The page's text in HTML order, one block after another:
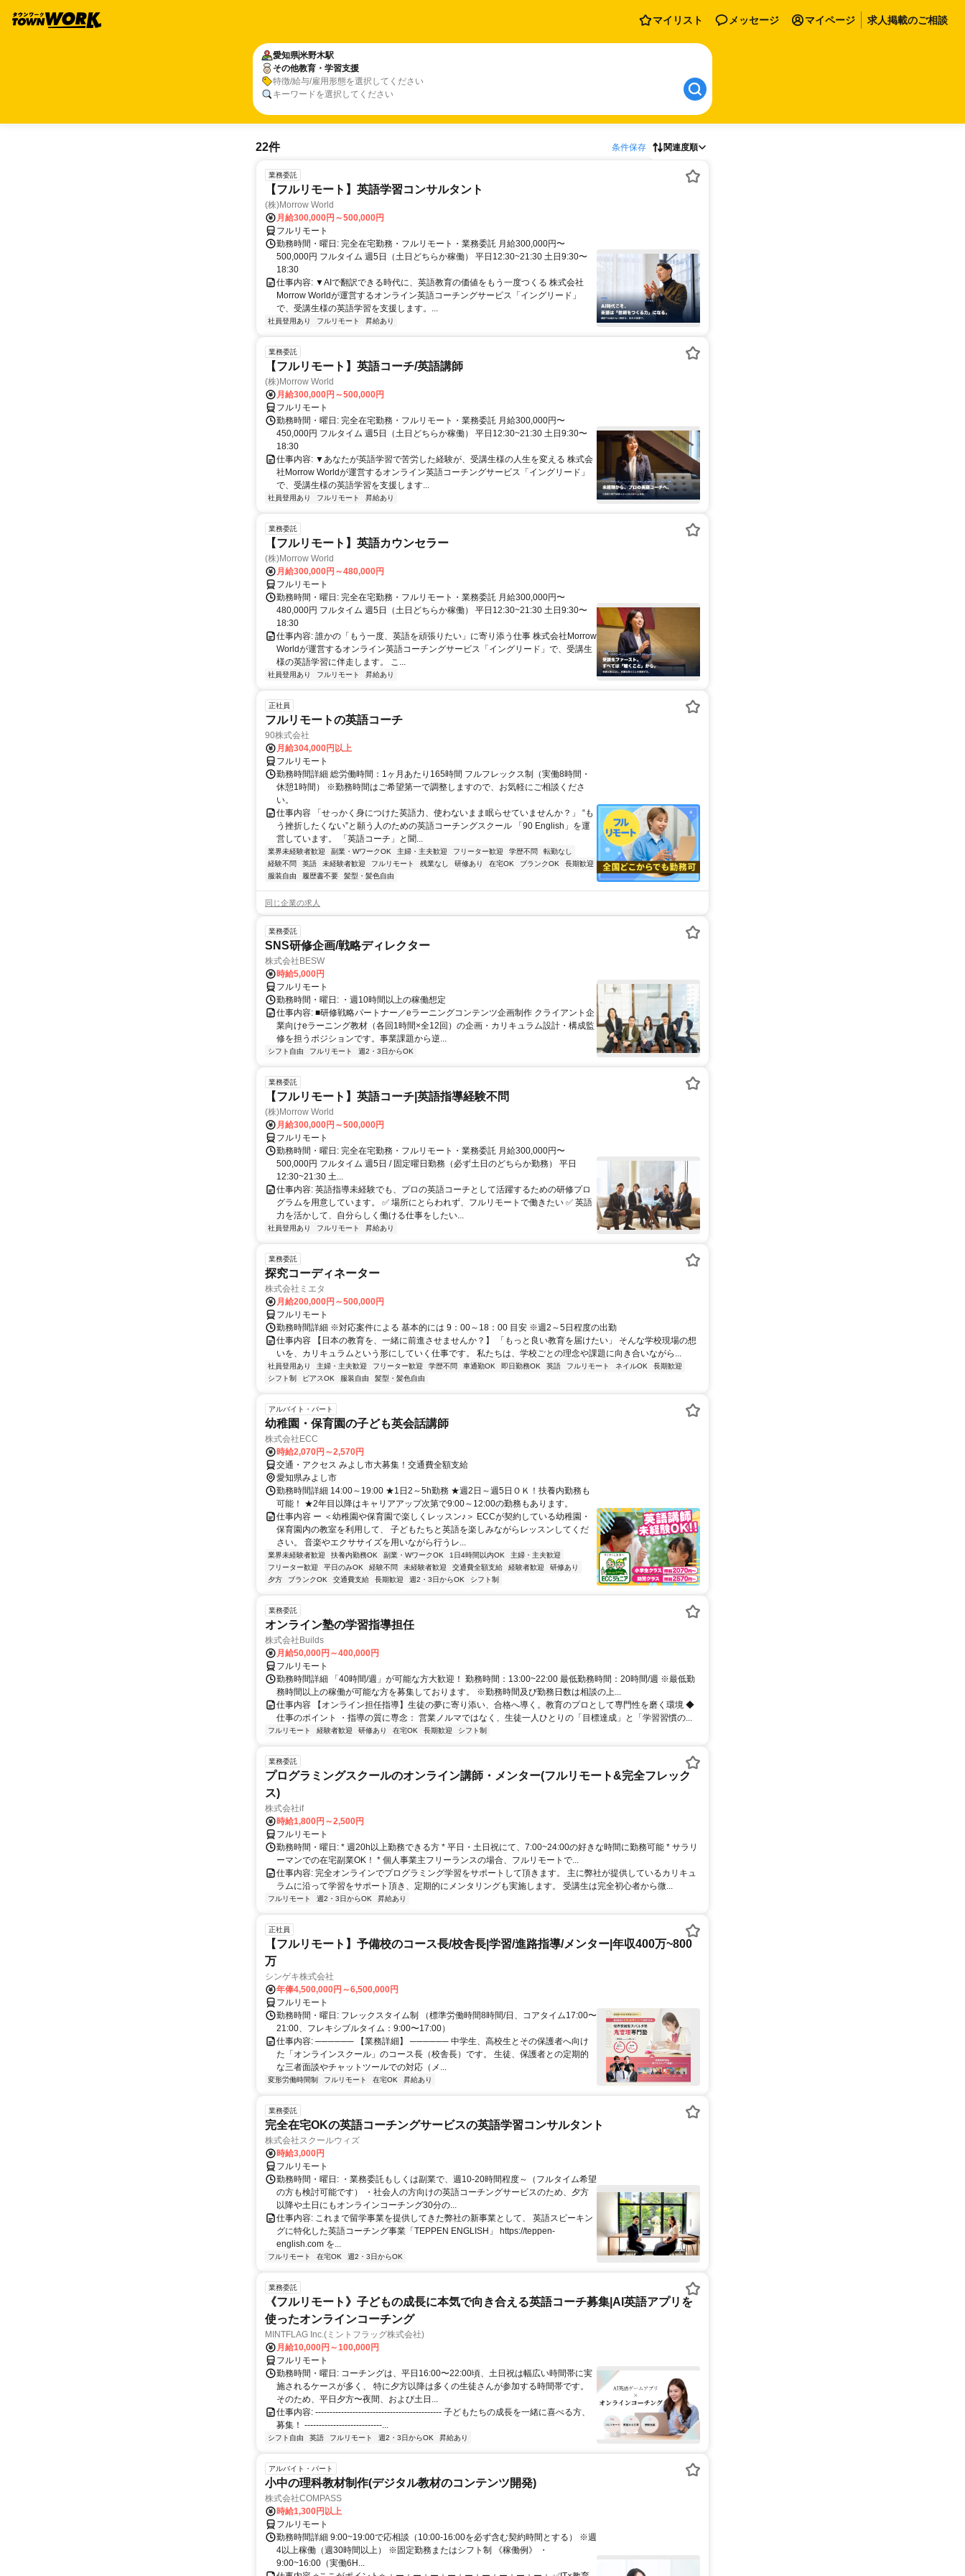
マイリスト メッセージ マイページ 求人掲載のご相談
愛知県米野木駅
その他教育・学習支援
特徴/給与/雇用形態を選択してください
キーワードを選択してください
22件 条件保存 関連度順
業務委託
【フルリモート】英語学習コンサルタント
(株)Morrow World
月給300,000円～500,000円
フルリモート
勤務時間・曜日: 完全在宅勤務・フルリモート・業務委託 月給300,000円〜
500,000円 フルタイム 週5日（土日どちらか稼働） 平日12:30~21:30 土日9:30〜
18:30
仕事内容: ▼AIで翻訳できる時代に、英語教育の価値をもう一度つくる 株式会社
Morrow Worldが運営するオンライン英語コーチングサービス「イングリード」
で、受講生様の英語学習を支援します。...
社員登用あり フルリモート 昇給あり
業務委託
【フルリモート】英語コーチ/英語講師
(株)Morrow World
月給300,000円～500,000円
フルリモート
勤務時間・曜日: 完全在宅勤務・フルリモート・業務委託 月給300,000円〜
450,000円 フルタイム 週5日（土日どちらか稼働） 平日12:30~21:30 土日9:30〜
18:30
仕事内容: ▼あなたが英語学習で苦労した経験が、受講生様の人生を変える 株式会
社Morrow Worldが運営するオンライン英語コーチングサービス「イングリード」
で、受講生様の英語学習を支援します...
社員登用あり フルリモート 昇給あり
業務委託
【フルリモート】英語カウンセラー
(株)Morrow World
月給300,000円～480,000円
フルリモート
勤務時間・曜日: 完全在宅勤務・フルリモート・業務委託 月給300,000円〜
480,000円 フルタイム 週5日（土日どちらか稼働） 平日12:30~21:30 土日9:30〜
18:30
仕事内容: 誰かの「もう一度、英語を頑張りたい」に寄り添う仕事 株式会社Morrow
Worldが運営するオンライン英語コーチングサービス「イングリード」で、受講生
様の英語学習に伴走します。 こ...
社員登用あり フルリモート 昇給あり
正社員
フルリモートの英語コーチ
90株式会社
月給304,000円以上
フルリモート
勤務時間詳細 総労働時間：1ヶ月あたり165時間 フルフレックス制（実働8時間・
休憩1時間） ※勤務時間はご希望第一で調整しますので、お気軽にご相談くださ
い。
仕事内容 「せっかく身につけた英語力、使わないまま眠らせていませんか？」 “も
う挫折したくない”と願う人のための英語コーチングスクール 「90 English」を運
営しています。 「英語コーチ」と聞...
業界未経験者歓迎 副業・WワークOK 主婦・主夫歓迎 フリーター歓迎 学歴不問
転勤なし
経験不問
英語 未経験者歓迎 フルリモート 残業なし 研修あり 在宅OK ブランクOK
長期歓迎
服装自由
履歴書不要 髪型・髪色自由
同じ企業の求人
業務委託
SNS研修企画/戦略ディレクター
株式会社BESW
時給5,000円
フルリモート
勤務時間・曜日: ・週10時間以上の稼働想定
仕事内容: ■研修戦略パートナー／eラーニングコンテンツ企画制作 クライアント企
業向けeラーニング教材（各回1時間×全12回）の企画・カリキュラム設計・構成監
修を担うポジションです。事業課題から逆...
シフト自由 フルリモート 週2・3日からOK
業務委託
【フルリモート】英語コーチ|英語指導経験不問
(株)Morrow World
月給300,000円～500,000円
フルリモート
勤務時間・曜日: 完全在宅勤務・フルリモート・業務委託 月給300,000円〜
500,000円 フルタイム 週5日 / 固定曜日勤務（必ず土日のどちらか勤務） 平日
12:30~21:30 土...
仕事内容: 英語指導未経験でも、プロの英語コーチとして活躍するための研修プロ
グラムを用意しています。 ✅ 場所にとらわれず、フルリモートで働きたい ✅ 英語
力を活かして、自分らしく働ける仕事をしたい...
社員登用あり フルリモート 昇給あり
業務委託
探究コーディネーター
株式会社ミエタ
月給200,000円～500,000円
フルリモート
勤務時間詳細 ※対応案件による 基本的には 9：00～18：00 目安 ※週2～5日程度の出勤
仕事内容 【日本の教育を、一緒に前進させませんか？】 「もっと良い教育を届けたい」 そんな学校現場の想
いを、カリキュラムという形にしていく仕事です。 私たちは、学校ごとの理念や課題に向き合いながら...
社員登用あり 主婦・主夫歓迎 フリーター歓迎 学歴不問 車通勤OK 即日勤務OK 英語 フルリモート ネイルOK
長期歓迎
シフト制
ピアスOK 服装自由 髪型・髪色自由
アルバイト・パート
幼稚園・保育園の子ども英会話講師
株式会社ECC
時給2,070円～2,570円
交通・アクセス みよし市大募集！交通費全額支給
愛知県みよし市
勤務時間詳細 14:00～19:00 ★1日2～5h勤務 ★週2日～週5日ＯＫ！扶養内勤務も
可能！ ★2年目以降はキャリアアップ次第で9:00～12:00の勤務もあります。
仕事内容 ー ＜幼稚園や保育園で楽しくレッスン♪＞ ECCが契約している幼稚園・
保育園内の教室を利用して、 子どもたちと英語を楽しみながらレッスンしてくだ
さい。 音楽やエクササイズを用いながら行うレ...
業界未経験者歓迎 扶養内勤務OK 副業・WワークOK 1日4時間以内OK
主婦・主夫歓迎
フリーター歓迎
平日のみOK 経験不問 未経験者歓迎 交通費全額支給 経験者歓迎
研修あり
夕方
ブランクOK 交通費支給 長期歓迎 週2・3日からOK シフト制
業務委託
オンライン塾の学習指導担任
株式会社Builds
月給50,000円～400,000円
フルリモート
勤務時間詳細 「40時間/週」が可能な方大歓迎！ 勤務時間：13:00~22:00 最低勤務時間：20時間/週 ※最低勤
務時間以上の稼働が可能な方を募集しております。 ※勤務時間及び勤務日数は相談の上...
仕事内容 【オンライン担任指導】生徒の夢に寄り添い、合格へ導く。教育のプロとして専門性を磨く環境 ◆
仕事のポイント ・指導の質に専念： 営業ノルマではなく、生徒一人ひとりの「目標達成」と「学習習慣の...
フルリモート 経験者歓迎 研修あり 在宅OK 長期歓迎 シフト制
業務委託
プログラミングスクールのオンライン講師・メンター(フルリモート&完全フレック
ス)
株式会社if
時給1,800円～2,500円
フルリモート
勤務時間・曜日: * 週20h以上勤務できる方 * 平日・土日祝にて、7:00~24:00の好きな時間に勤務可能 * サラリ
ーマンでの在宅副業OK！ * 個人事業主フリーランスの場合、フルリモートで...
仕事内容: 完全オンラインでプログラミング学習をサポートして頂きます。 主に弊社が提供しているカリキュ
ラムに沿って学習をサポート頂き、定期的にメンタリングも実施します。 受講生は完全初心者から微...
フルリモート 週2・3日からOK 昇給あり
正社員
【フルリモート】予備校のコース長/校舎長|学習/進路指導/メンター|年収400万~800
万
シンゲキ株式会社
年俸4,500,000円～6,500,000円
フルリモート
勤務時間・曜日: フレックスタイム制 （標準労働時間8時間/日、コアタイム17:00〜
21:00、フレキシブルタイム：9:00〜17:00）
仕事内容: ────── 【業務詳細】 ────── 中学生、高校生とその保護者へ向け
た「オンラインスクール」のコース長（校舎長）です。 生徒、保護者との定期的
な三者面談やチャットツールでの対応（メ...
変形労働時間制 フルリモート 在宅OK 昇給あり
業務委託
完全在宅OKの英語コーチングサービスの英語学習コンサルタント
株式会社スクールウィズ
時給3,000円
フルリモート
勤務時間・曜日: ・業務委託もしくは副業で、週10-20時間程度～（フルタイム希望
の方も検討可能です） ・社会人の方向けの英語コーチングサービスのため、夕方
以降や土日にもオンラインコーチング30分の...
仕事内容: これまで留学事業を提供してきた弊社の新事業として、 英語スピーキン
グに特化した英語コーチング事業「TEPPEN ENGLISH」 https://teppen-
english.com を...
フルリモート 在宅OK 週2・3日からOK
業務委託
《フルリモート》子どもの成長に本気で向き合える英語コーチ募集|AI英語アプリを
使ったオンラインコーチング
MINTFLAG Inc.(ミントフラッグ株式会社)
月給10,000円～100,000円
フルリモート
勤務時間・曜日: コーチングは、平日16:00〜22:00頃、土日祝は幅広い時間帯に実
施されるケースが多く、 特に夕方以降は多くの生徒さんが参加する時間帯です。
そのため、平日夕方〜夜間、および土日...
仕事内容: -------------------------------------------- 子どもたちの成長を一緒に喜べる方、
募集！ ---------------------------...
シフト自由 英語 フルリモート 週2・3日からOK 昇給あり
アルバイト・パート
小中の理科教材制作(デジタル教材のコンテンツ開発)
株式会社COMPASS
時給1,300円以上
フルリモート
勤務時間詳細 9:00~19:00で応相談（10:00-16:00を必ず含む契約時間とする） ※週
4以上稼働（週30時間以上） ※固定勤務またはシフト制 《稼働例》 ・
9:00~16:00（実働6H...